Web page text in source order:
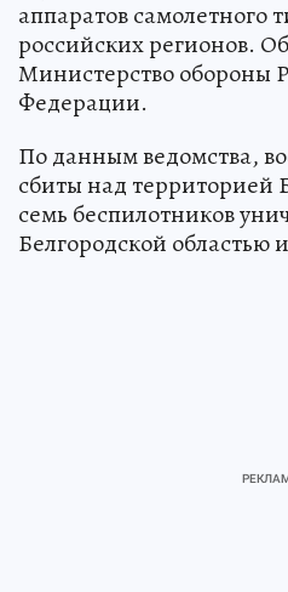
украинских
аппаратов самолетного
российских регионов.
Министерство обороны
Федерации.
По данным ведомства,
сбиты над территорией
семь беспилотников